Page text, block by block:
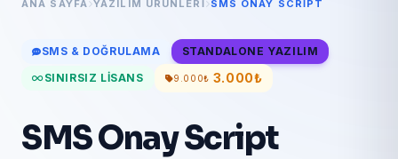
ANA SAYFA YAZILIM ÜRÜNLERI SMS ONAY SCRIPT
SMS & DOĞRULAMA
STANDALONE YAZILIM
SINIRSIZ LISANS
9.000₺ 3.000₺
SMS Onay Script